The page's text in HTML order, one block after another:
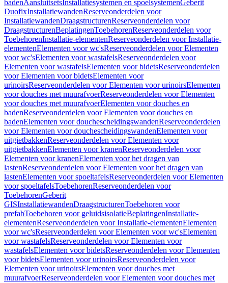
badenAansluitsetsInstallatiesystemen en spoelsystemenGeberit
DuofixInstallatiewandenReserveonderdelen voor
InstallatiewandenDraagstructurenReserveonderdelen voor
DraagstructurenBeplatingenToebehorenReserveonderdelen voor
ToebehorenInstallatie-elementenReserveonderdelen voor Installatie-
elementenElementen voor wc'sReserveonderdelen voor Elementen
voor wc'sElementen voor wastafelsReserveonderdelen voor
Elementen voor wastafelsElementen voor bidetsReserveonderdelen
voor Elementen voor bidetsElementen voor
urinoirsReserveonderdelen voor Elementen voor urinoirsElementen
voor douches met muurafvoerReserveonderdelen voor Elementen
voor douches met muurafvoerElementen voor douches en
badenReserveonderdelen voor Elementen voor douches en
badenElementen voor douchescheidingswandenReserveonderdelen
voor Elementen voor douchescheidingswandenElementen voor
uitgietbakkenReserveonderdelen voor Elementen voor
uitgietbakkenElementen voor kranenReserveonderdelen voor
Elementen voor kranenElementen voor het dragen van
lastenReserveonderdelen voor Elementen voor het dragen van
lastenElementen voor spoeltafelsReserveonderdelen voor Elementen
voor spoeltafelsToebehorenReserveonderdelen voor
ToebehorenGeberit
GISInstallatiewandenDraagstructurenToebehoren voor
prefabToebehoren voor geluidsisolatieBeplatingenInstallatie-
elementenReserveonderdelen voor Installatie-elementenElementen
voor wc'sReserveonderdelen voor Elementen voor wc'sElementen
voor wastafelsReserveonderdelen voor Elementen voor
wastafelsElementen voor bidetsReserveonderdelen voor Elementen
voor bidetsElementen voor urinoirsReserveonderdelen voor
Elementen voor urinoirsElementen voor douches met
muurafvoerReserveonderdelen voor Elementen voor douches met